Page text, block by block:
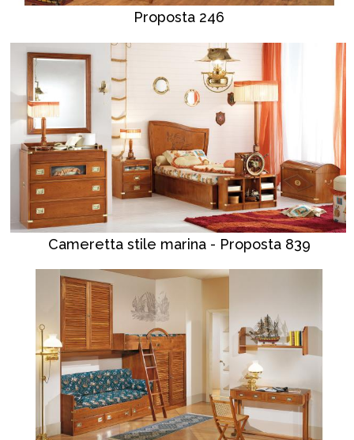
Proposta 246
Cameretta stile marina - Proposta 839